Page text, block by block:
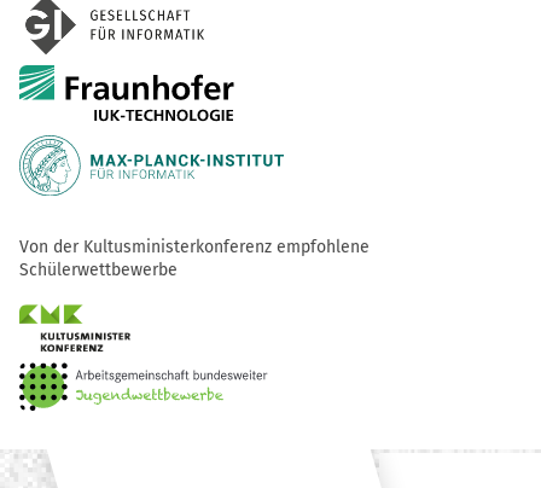
Von der Kultusministerkonferenz empfohlene
Schülerwettbewerbe